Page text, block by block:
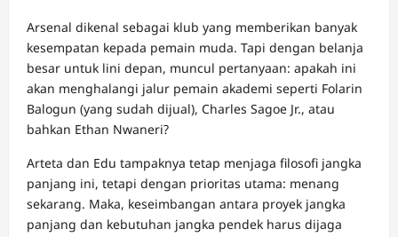
Arsenal dikenal sebagai klub yang memberikan banyak
kesempatan kepada pemain muda. Tapi dengan belanja
besar untuk lini depan, muncul pertanyaan: apakah ini
akan menghalangi jalur pemain akademi seperti Folarin
Balogun (yang sudah dijual), Charles Sagoe Jr., atau
bahkan Ethan Nwaneri?
Arteta dan Edu tampaknya tetap menjaga filosofi jangka
panjang ini, tetapi dengan prioritas utama: menang
sekarang. Maka, keseimbangan antara proyek jangka
panjang dan kebutuhan jangka pendek harus dijaga